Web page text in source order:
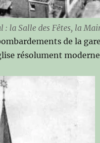
: la Salle des Fêtes, la
de la
résolument